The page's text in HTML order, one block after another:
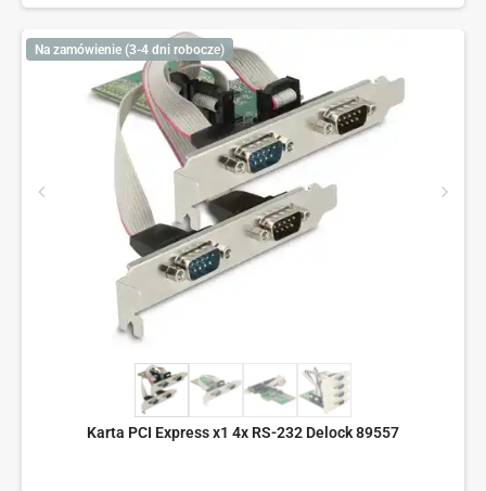
Na zamówienie (3-4 dni robocze)
Karta PCI Express x1 4x RS-232 Delock 89557